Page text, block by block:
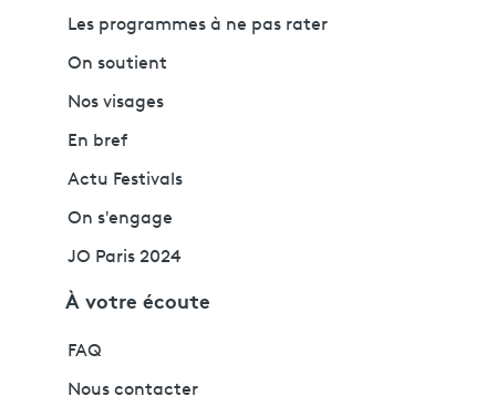
Les programmes à ne pas rater
On soutient
Nos visages
En bref
Actu Festivals
On s'engage
JO Paris 2024
À votre écoute
FAQ
Nous contacter